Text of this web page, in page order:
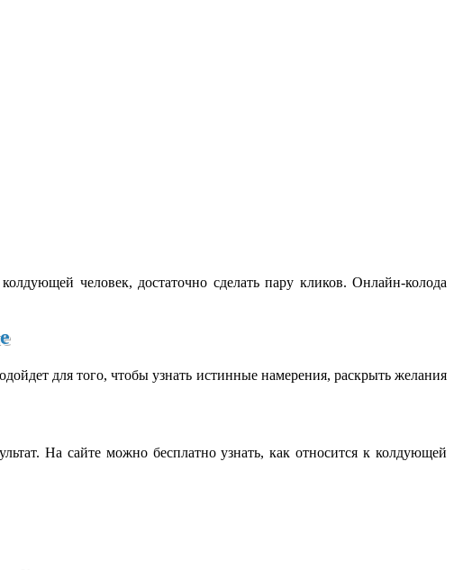
человек, достаточно сделать пару кликов. Онлайн-колода
для того, чтобы узнать истинные намерения, раскрыть желания
На сайте можно бесплатно узнать, как относится к колдующей